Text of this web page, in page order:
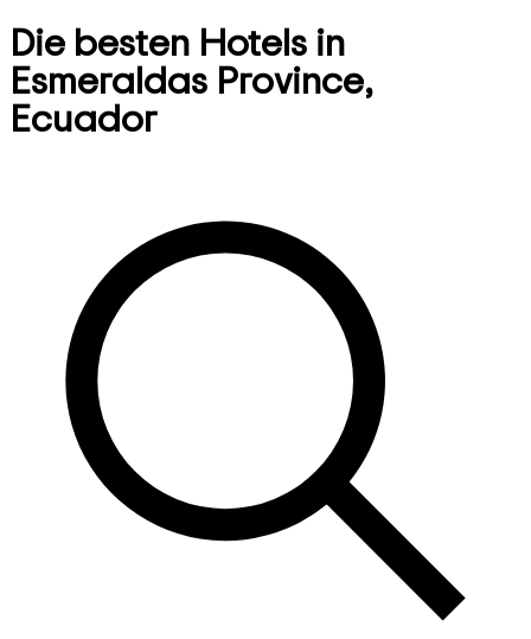
Die besten Hotels in
Esmeraldas Province,
Ecuador